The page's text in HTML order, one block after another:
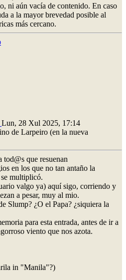
ni aún vacía de contenido. En caso
a la mayor brevedad posible al
más cercano.
Lun, 28 Xul 2025, 17:14
de Larpeiro (en la nueva
tod@s que resuenan
en los que no tan antaño la
multiplicó.
valgo ya) aquí sigo, corriendo y
a pesar, muy al mio.
Slump? ¿O el Papa? ¿siquiera la
para esta entrada, antes de ir a
viento que nos azota.
in "Manila"?)